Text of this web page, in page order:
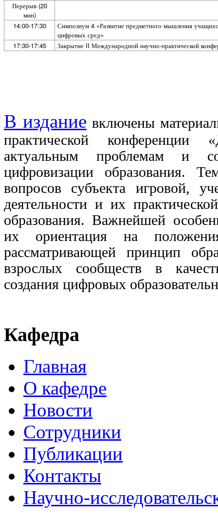
Перерыв (20
мин)
14:00-17:30
Симпозиум 4 «Развитие предметного мышления
цифровых сред»
17:30-17:45
Закрытие II Международной научно-практической
В издание включены
практической конференции
актуальным проблемам и
цифровизации образования.
вопросов субъекта игровой,
деятельности и их
образования. Важнейшей
их ориентация на
рассматривающей принцип
взрослых сообществ в
создания цифровых
Кафедра
Главная
О кафедре
Новости
Сотрудники
Публикации
Контакты
Научно-